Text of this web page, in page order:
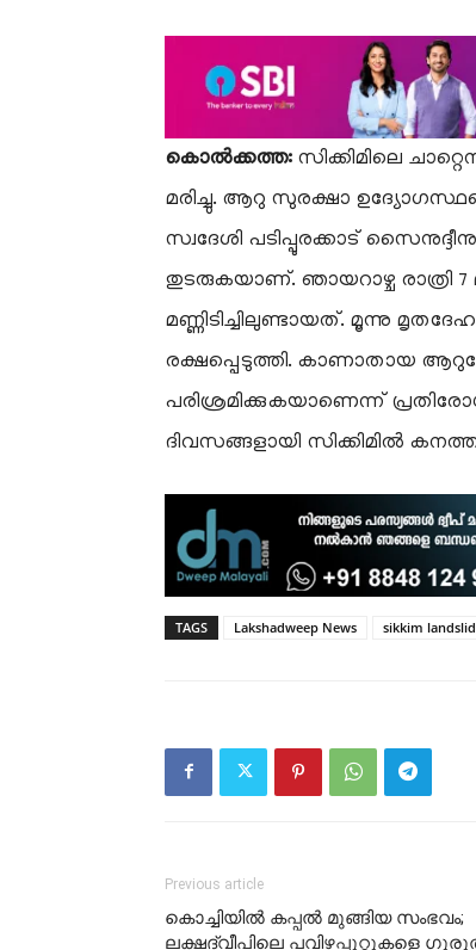
കൊൽക്കത്ത:സിക്കിമിലെ
മരിച്ചു. ആറു സുരക്ഷാ
സ്വദേശി പടിപ്പുരക്കാട്
തുടരുകയാണ്. ഞായറാഴ്ച
മണ്ണിടിച്ചിലുണ്ടായത്. മൂന്നു
രക്ഷപ്പെടുത്തി. കാണാതായ
പരിശ്രമിക്കുകയാണെന്ന്
ദിവസങ്ങളായി സിക്കിമിൽ
TAGS Lakshadweep News sikkim
Previous article
കൊച്ചിയിൽ കപ്പൽ മുങ്ങിയ സംഭവം;
ലക്ഷദ്വീപിലെ പവിഴപ്പുറ്റുകളെ